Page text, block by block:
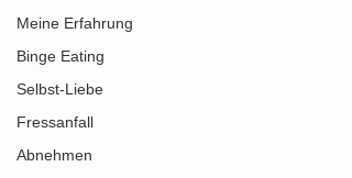
Meine Erfahrung
Binge Eating
Selbst-Liebe
Fressanfall
Abnehmen